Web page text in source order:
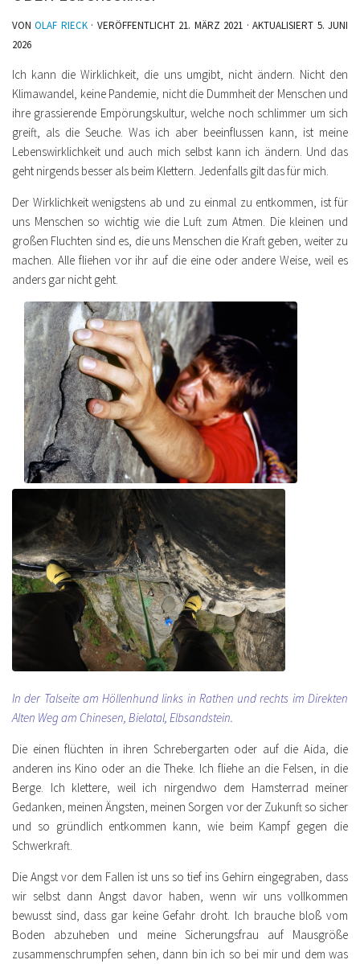
VONOLAF RIECK · VERÖFFENTLICHT 21. MÄRZ 2021 · AKTUALISIERT 5. JUNI
2026
Ich kann die Wirklichkeit, die uns umgibt, nicht ändern. Nicht den
Klimawandel, keine Pandemie, nicht die Dummheit der Menschen und
ihre grassierende Empörungskultur, welche noch schlimmer um sich
greift, als die Seuche. Was ich aber beeinflussen kann, ist meine
Lebenswirklichkeit und auch mich selbst kann ich ändern. Und das
geht nirgends besser als beim Klettern. Jedenfalls gilt das für mich.
Der Wirklichkeit wenigstens ab und zu einmal zu entkommen, ist für
uns Menschen so wichtig wie die Luft zum Atmen. Die kleinen und
großen Fluchten sind es, die uns Menschen die Kraft geben, weiter zu
machen. Alle fliehen vor ihr auf die eine oder andere Weise, weil es
anders gar nicht geht.
In der Talseite am Höllenhund links in Rathen und rechts im Direkten
Alten Weg am Chinesen, Bielatal, Elbsandstein.
Die einen flüchten in ihren Schrebergarten oder auf die Aida, die
anderen ins Kino oder an die Theke. Ich fliehe an die Felsen, in die
Berge. Ich klettere, weil ich nirgendwo dem Hamsterrad meiner
Gedanken, meinen Ängsten, meinen Sorgen vor der Zukunft so sicher
und so gründlich entkommen kann, wie beim Kampf gegen die
Schwerkraft.
Die Angst vor dem Fallen ist uns so tief ins Gehirn eingegraben, dass
wir selbst dann Angst davor haben, wenn wir uns vollkommen
bewusst sind, dass gar keine Gefahr droht. Ich brauche bloß vom
Boden abzuheben und meine Sicherungsfrau auf Mausgröße
zusammenschrumpfen sehen, dann bin ich so bei mir und dem was